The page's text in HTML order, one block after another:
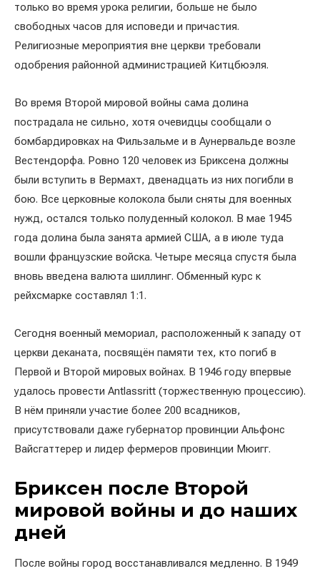
только во время урока религии, больше не было
свободных часов для исповеди и причастия.
Религиозные мероприятия вне церкви требовали
одобрения районной администрацией Китцбюэля.
Во время Второй мировой войны сама долина
пострадала не сильно, хотя очевидцы сообщали о
бомбардировках на Фильзальме и в Аунервальде возле
Вестендорфа. Ровно 120 человек из Бриксена должны
были вступить в Вермахт, двенадцать из них погибли в
бою. Все церковные колокола были сняты для военных
нужд, остался только полуденный колокол. В мае 1945
года долина была занята армией США, а в июле туда
вошли французские войска. Четыре месяца спустя была
вновь введена валюта шиллинг. Обменный курс к
рейхсмарке составлял 1:1.
Сегодня военный мемориал, расположенный к западу от
церкви деканата, посвящён памяти тех, кто погиб в
Первой и Второй мировых войнах. В 1946 году впервые
удалось провести Antlassritt (торжественную процессию).
В нём приняли участие более 200 всадников,
присутствовали даже губернатор провинции Альфонс
Вайсгаттерер и лидер фермеров провинции Мюигг.
Бриксен после Второй
мировой войны и до наших
дней
После войны город восстанавливался медленно. В 1949